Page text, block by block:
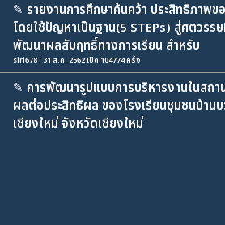
✎ รายงานการศึกษาค้นคว้า ประสิทธิภาพ
โดยใช้ปัญหาเป็นฐาน(5 STEPs) สู่ศตวรร
พัฒนาผลสัมฤทธิ์ทางการเรียน สำหรับ
siri678 : 31 ส.ค. 2562 เปิด 104774 ครั้ง
✎ การพัฒนารูปแบบการบริหารงานในสถ
ผลต่อประสิทธิผล ของโรงเรียนชุมชนบ้าน
เชียงใหม่ จังหวัดเชียงใหม่